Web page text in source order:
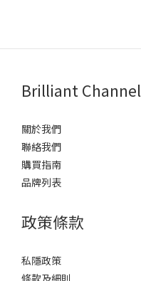
Brilliant Channel
關於我們
聯絡我們
購買指南
品牌列表
政策條款
私隱政策
條款及細則